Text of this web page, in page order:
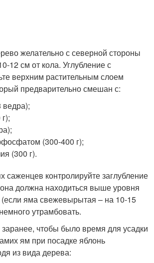
желательно с северной стороны
12 см от кола. Углубление с
верхним растительным слоем
предварительно смешан с:
ведра);
(300-400 г);
(300 г).
саженцев контролируйте заглубление
должна находиться выше уровня
яма свежевырытая – на 10-15
утрамбовать.
чтобы было время для усадки
ям при посадке яблонь
из вида дерева: